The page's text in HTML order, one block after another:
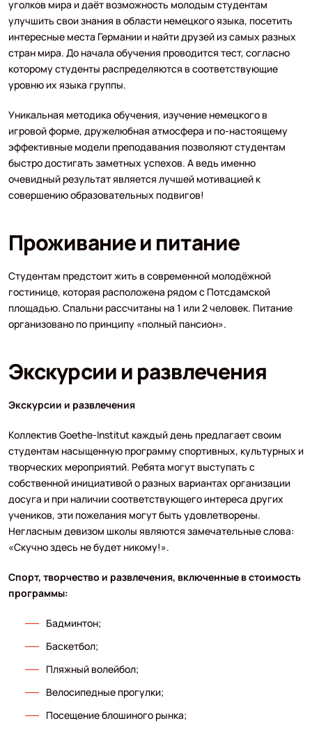
уголков мира и даёт возможность молодым студентам
улучшить свои знания в области немецкого языка, посетить
интересные места Германии и найти друзей из самых разных
стран мира. До начала обучения проводится тест, согласно
которому студенты распределяются в соответствующие
уровню их языка группы.
Уникальная методика обучения, изучение немецкого в
игровой форме, дружелюбная атмосфера и по-настоящему
эффективные модели преподавания позволяют студентам
быстро достигать заметных успехов. А ведь именно
очевидный результат является лучшей мотивацией к
совершению образовательных подвигов!
Проживание и питание
Студентам предстоит жить в современной молодёжной
гостинице, которая расположена рядом с Потсдамской
площадью. Спальни рассчитаны на 1 или 2 человек. Питание
организовано по принципу «полный пансион».
Экскурсии и развлечения
Экскурсии и развлечения
Коллектив Goethe-Institut каждый день предлагает своим
студентам насыщенную программу спортивных, культурных и
творческих мероприятий. Ребята могут выступать с
собственной инициативой о разных вариантах организации
досуга и при наличии соответствующего интереса других
учеников, эти пожелания могут быть удовлетворены.
Негласным девизом школы являются замечательные слова:
«Скучно здесь не будет никому!».
Спорт, творчество и развлечения, включенные в стоимость
программы:
Бадминтон;
Баскетбол;
Пляжный волейбол;
Велосипедные прогулки;
Посещение блошиного рынка;